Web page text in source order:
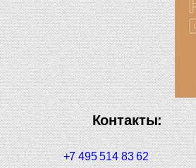
Контакты:
+7 495 514 83 62